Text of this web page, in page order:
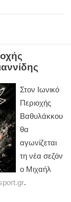
Στον Ιωνικό
Περιοχής
Βαθυλάκκου
θα
αγωνίζεται
τη νέα σεζόν
ο Μιχαήλ
.gr.